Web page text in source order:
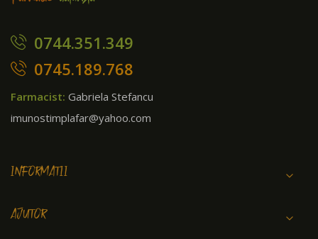
0744.351.349
0745.189.768
Farmacist: Gabriela Stefancu
imunostimplafar@yahoo.com
INFORMATII
AJUTOR